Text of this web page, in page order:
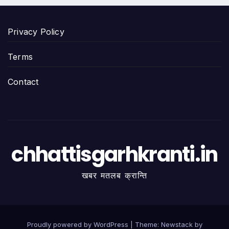
Privacy Policy
Terms
Contact
chhattisgarhkranti.in
खबर मतलब क्रान्ति
Proudly powered by WordPress Theme: Newstackby